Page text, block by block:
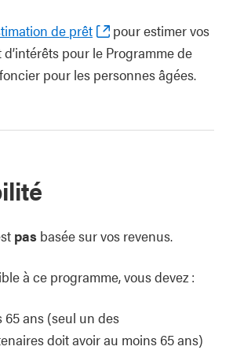
de prêt
pour estimer vos
d’intérêts pour le Programme de
pour les personnes âgées.
pas basée sur vos revenus.
à ce programme, vous devez :
65 ans (seul un des
doit avoir au moins 65 ans)